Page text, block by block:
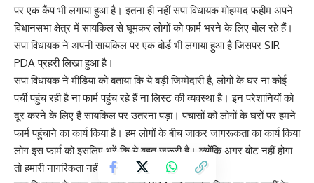
पर एक कैंप भी लगाया हुआ है। इतना ही नहीं सपा विधायक मोहम्मद फहीम अपने
विधानसभा क्षेत्र में सायकिल से घूमकर लोगों को फार्म भरने के लिए बोल रहे हैं।
सपा विधायक ने अपनी सायकिल पर एक बोर्ड भी लगाया हुआ है जिसपर SIR
PDA प्रहरी लिखा हुआ है।
सपा विधायक ने मीडिया को बताया कि ये बड़ी जिम्मेदारी है, लोगों के घर ना कोई
पर्ची पहुंच रही है ना फार्म पहुंच रहे हैं ना लिस्ट की व्यवस्था है। इन परेशानियों को
दूर करने के लिए हैं सायकिल पर उतरना पड़ा। पचासों को लोगों के घरों पर हमने
फार्म पहुंचाने का कार्य किया है। हम लोगों के बीच जाकर जागरूकता का कार्य किया
लोग इस फार्म को इसलिए भरें कि ये बहुत जरूरी है। क्योंकि अगर वोट नहीं होगा
तो हमारी नागरिकता नहीं मानी जाएगी।